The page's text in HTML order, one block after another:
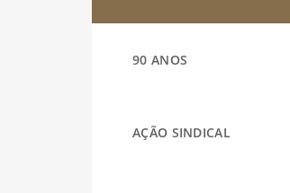
90 ANOS
AÇÃO SINDICAL